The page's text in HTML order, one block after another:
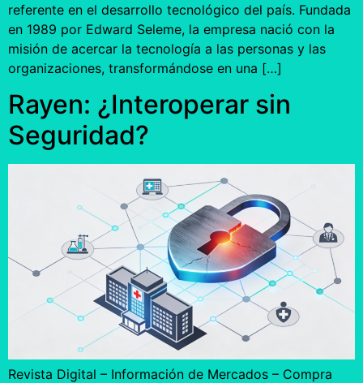
referente en el desarrollo tecnológico del país. Fundada
en 1989 por Edward Seleme, la empresa nació con la
misión de acercar la tecnología a las personas y las
organizaciones, transformándose en una […]
Rayen: ¿Interoperar sin
Seguridad?
Revista Digital – Información de Mercados – Compra